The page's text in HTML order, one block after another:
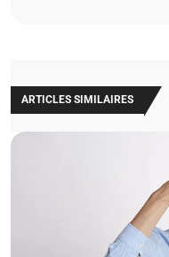
ARTICLES SIMILAIRES